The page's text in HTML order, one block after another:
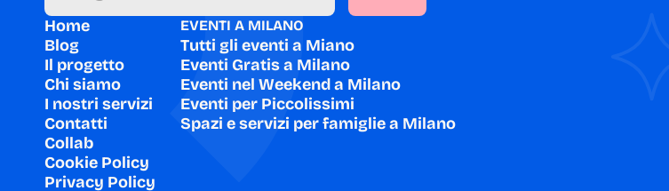
Home
Blog
Il progetto
Chi siamo
I nostri servizi
Contatti
Cookie Policy
Privacy Policy
Collab
EVENTI A MILANO
Tutti gli eventi a Miano
Eventi Gratis a Milano
Eventi nel Weekend a Milano
Eventi per Piccolissimi
Spazi e servizi per famiglie a Milano